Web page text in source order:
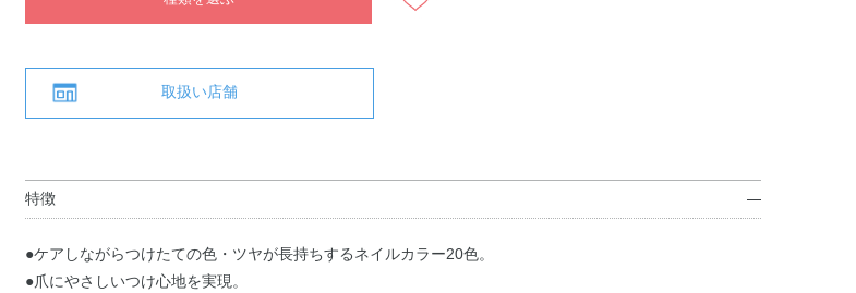
取扱い店舗
特徴
●ケアしながらつけたての色・ツヤが長持ちするネイルカラー20色。
●爪にやさしいつけ心地を実現。